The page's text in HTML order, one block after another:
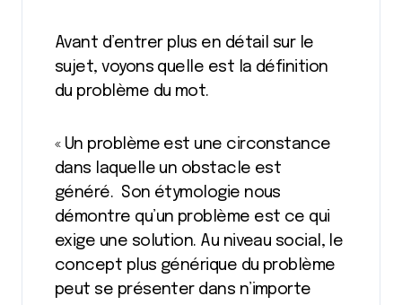
Avant d’entrer plus en détail sur le
sujet, voyons quelle est la définition
du problème du mot.
« Un problème est une circonstance
dans laquelle un obstacle est
généré. Son étymologie nous
démontre qu’un problème est ce qui
exige une solution. Au niveau social, le
concept plus générique du problème
peut se présenter dans n’importe